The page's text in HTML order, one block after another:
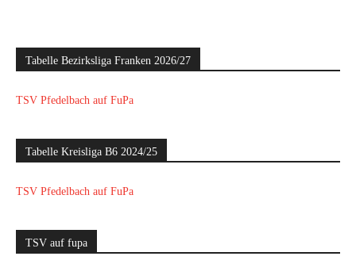
Tabelle Bezirksliga Franken 2026/27
TSV Pfedelbach auf FuPa
Tabelle Kreisliga B6 2024/25
TSV Pfedelbach auf FuPa
TSV auf fupa